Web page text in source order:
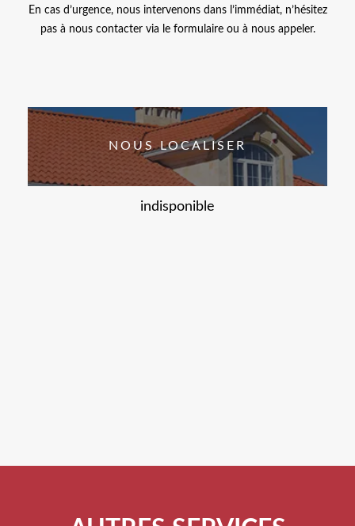
En cas d’urgence, nous intervenons dans l’immédiat, n’hésitez
pas à nous contacter via le formulaire ou à nous appeler.
NOUS LOCALISER
indisponible